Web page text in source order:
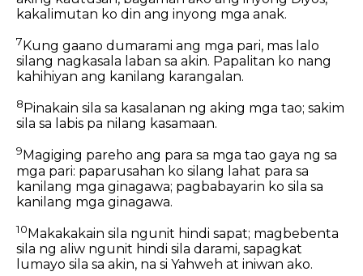
kakalimutan ko din ang inyong mga anak.
7Kung gaano dumarami ang mga pari, mas lalo
silang nagkasala laban sa akin. Papalitan ko nang
kahihiyan ang kanilang karangalan.
8 Pinakain sila sa kasalanan ng aking mga tao; sakim
sila sa labis pa nilang kasamaan.
9 Magiging pareho ang para sa mga tao gaya ng sa
mga pari: paparusahan ko silang lahat para sa
kanilang mga ginagawa; pagbabayarin ko sila sa
kanilang mga ginagawa.
10Makakakain sila ngunit hindi sapat; magbebenta
sila ng aliw ngunit hindi sila darami, sapagkat
lumayo sila sa akin, na si Yahweh at iniwan ako.